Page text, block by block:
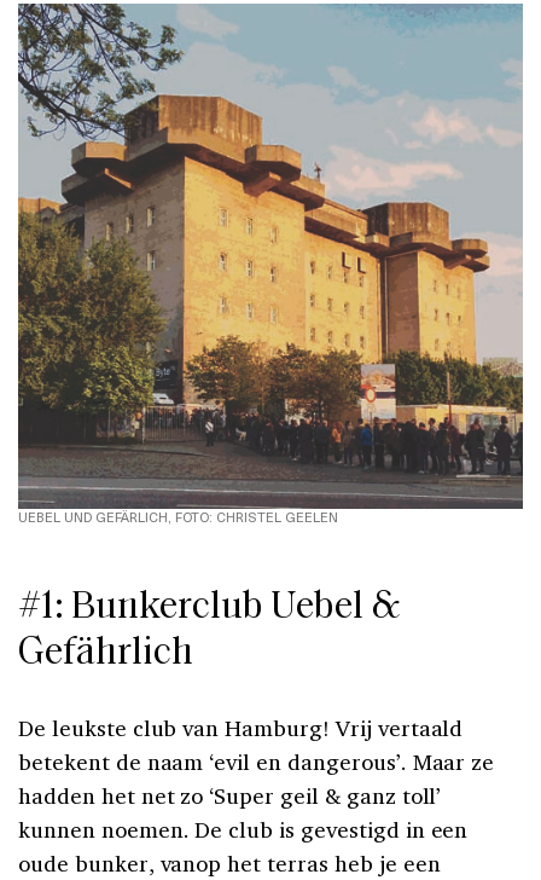
UEBEL UND GEFÄRLICH, FOTO: CHRISTEL GEELEN
#1: Bunkerclub Uebel &
Gefährlich
De leukste club van Hamburg! Vrij vertaald
betekent de naam ‘evil en dangerous’. Maar ze
hadden het net zo ‘Super geil & ganz toll’
kunnen noemen. De club is gevestigd in een
oude bunker, vanop het terras heb je een